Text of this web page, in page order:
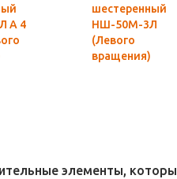
А 4
шестеренный
НШ-50М-3Л
(Левого
вращения)
элементы,